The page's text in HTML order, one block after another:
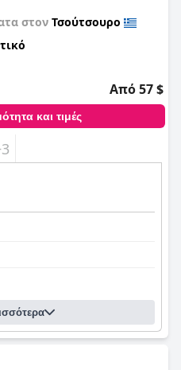
στον Τσούτσουρο
Από 57 $
και τιμές